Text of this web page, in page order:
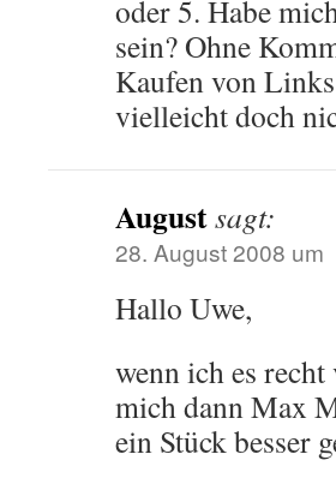
oder 5. Habe
sein? Ohne
Kaufen von
vielleicht doch
Augustsagt:
28. August 2008 um
Hallo Uwe,
wenn ich es recht
mich dann Max
ein Stück besser